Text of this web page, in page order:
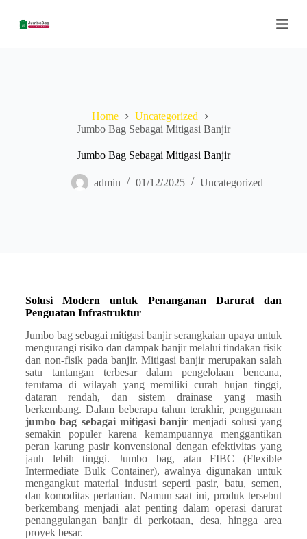
Home
Uncategorized
Jumbo Bag Sebagai Mitigasi Banjir
Jumbo Bag Sebagai Mitigasi Banjir
admin 01/12/2025 Uncategorized
Solusi Modern untuk Penanganan Darurat dan
Penguatan Infrastruktur
Jumbo bag sebagai mitigasi banjir serangkaian upaya untuk
mengurangi risiko dan dampak banjir melalui tindakan fisik
dan non-fisik pada banjir. Mitigasi banjir merupakan salah
satu tantangan terbesar dalam pengelolaan bencana,
terutama di wilayah yang memiliki curah hujan tinggi,
dataran rendah, dan sistem drainase yang masih
berkembang. Dalam beberapa tahun terakhir, penggunaan
jumbo bag sebagai mitigasi banjir menjadi solusi yang
semakin populer karena kemampuannya menggantikan
peran karung pasir konvensional dengan efektivitas yang
jauh lebih tinggi. Jumbo bag, atau FIBC (Flexible
Intermediate Bulk Container), awalnya digunakan untuk
mengangkut material industri seperti pasir, batu, semen,
dan komoditas pertanian. Namun saat ini, produk tersebut
berkembang menjadi alat penting dalam operasi darurat
penanggulangan banjir di perkotaan, desa, hingga area
proyek besar.